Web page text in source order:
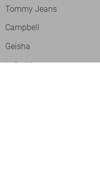
Tommy Jeans
Campbell
Geisha
Lofty Manner